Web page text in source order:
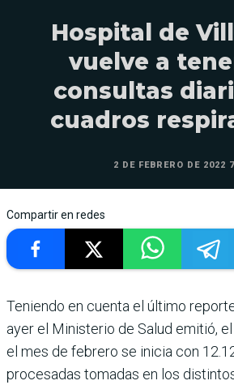
Hospital de
vuelve a
consultas
cuadros
2 DE FEBRERO DE 2022
Compartir en redes
Teniendo en cuenta el último
ayer el Ministerio de Salud emitió,
el mes de febrero se inicia con
procesadas tomadas en los